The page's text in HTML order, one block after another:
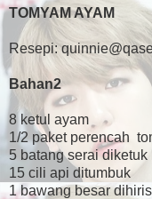
TOMYAM AYAM
Resepi:
Bahan2
8 ketul ayam
1/2 paket perencah
5 batang serai
15 cili api ditumbuk
1 bawang besar dihiris